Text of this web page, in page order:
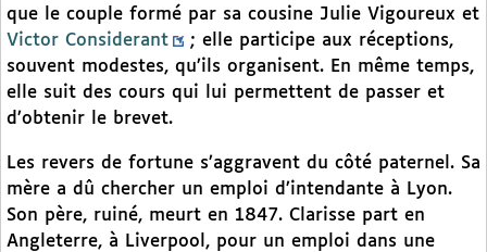
que le couple formé par sa cousine Julie Vigoureux et
Victor Considerant
; elle participe aux réceptions,
souvent modestes, qu’ils organisent. En même temps,
elle suit des cours qui lui permettent de passer et
d’obtenir le brevet.
Les revers de fortune s’aggravent du côté paternel. Sa
mère a dû chercher un emploi d’intendante à Lyon.
Son père, ruiné, meurt en 1847. Clarisse part en
Angleterre, à Liverpool, pour un emploi dans une